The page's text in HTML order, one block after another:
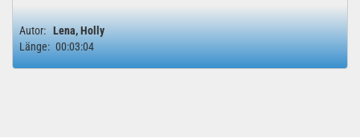
Wünschewand geschrieben haben. ...
Autor: Lena, Holly
Länge: 00:03:04